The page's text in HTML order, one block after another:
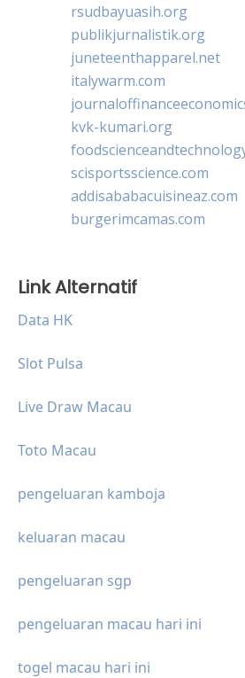
rsudbayuasih.org
publikjurnalistik.org
juneteenthapparel.net
italywarm.com
kvk-kumari.org
scisportsscience.com
addisababacuisineaz.com
burgerimcamas.com
Link Alternatif
Data HK
Slot Pulsa
Live Draw Macau
Toto Macau
pengeluaran kamboja
keluaran macau
pengeluaran sgp
pengeluaran macau hari ini
togel macau hari ini